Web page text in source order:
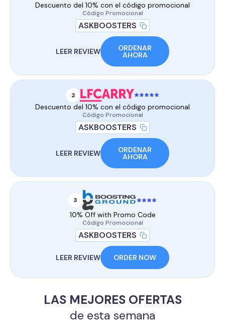
Descuento del 10% con el código promocional
Código Promocional
ASKBOOSTERS
LEER REVIEW ORDENAR
AHORA
2
Descuento del 10% con el código promocional
Código Promocional
ASKBOOSTERS
LEER REVIEW ORDENAR
AHORA
3
10% Off with Promo Code
Código Promocional
ASKBOOSTERS
LEER REVIEW ORDER NOW
LAS MEJORES OFERTAS
de esta semana